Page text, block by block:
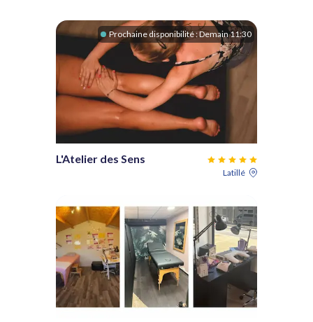
Prochaine disponibilité :Demain 11:30
L'Atelier des Sens
Latillé